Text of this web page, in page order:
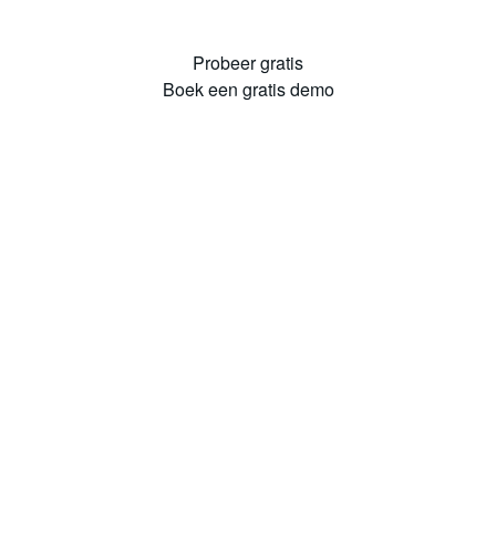
Probeer gratis
Boek een gratis demo